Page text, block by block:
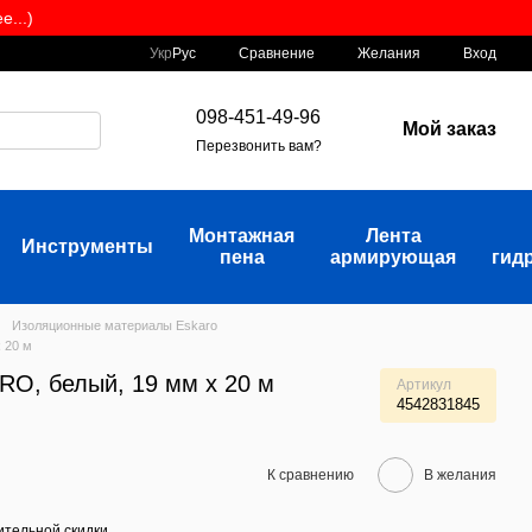
Укр Рус Сравнение Желания Вход
098-451-49-96
Перезвонить вам?
Мой заказ
Инструменты
Монтажная
пена
Лента
армирующая
Изоляционные материалы Eskaro
20 м
белый, 19 мм x 20 м Артикул
4542831845
К сравнению В желания